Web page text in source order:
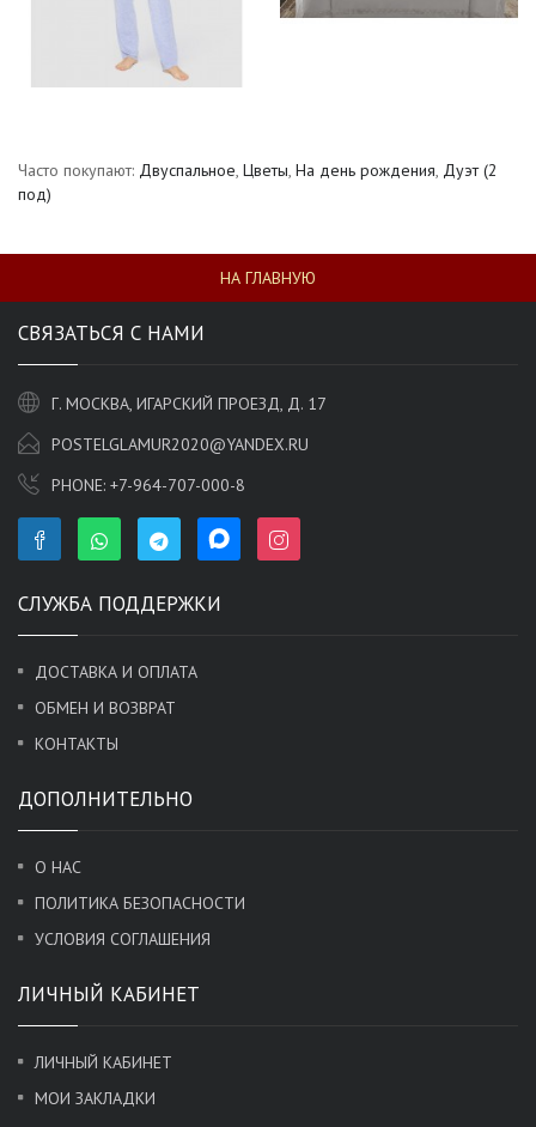
Часто покупают: Двуспальное, Цветы, На день рождения, Дуэт (2
под)
НА ГЛАВНУЮ
СВЯЗАТЬСЯ С НАМИ
Г. МОСКВА, ИГАРСКИЙ ПРОЕЗД, Д. 17
POSTELGLAMUR2020@YANDEX.RU
PHONE: +7-964-707-000-8
СЛУЖБА ПОДДЕРЖКИ
ДОСТАВКА И ОПЛАТА
ОБМЕН И ВОЗВРАТ
КОНТАКТЫ
ДОПОЛНИТЕЛЬНО
О НАС
ПОЛИТИКА БЕЗОПАСНОСТИ
УСЛОВИЯ СОГЛАШЕНИЯ
ЛИЧНЫЙ КАБИНЕТ
ЛИЧНЫЙ КАБИНЕТ
МОИ ЗАКЛАДКИ